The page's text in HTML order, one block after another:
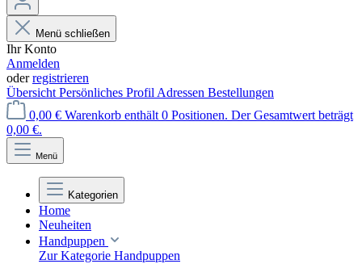
Menü schließen
Ihr Konto
Anmelden
oderregistrieren
Übersicht Persönliches Profil Adressen Bestellungen
0,00 € Warenkorb enthält 0 Positionen. Der Gesamtwert beträgt
0,00 €.
Menü
Kategorien
Home
Neuheiten
Handpuppen
Zur Kategorie Handpuppen